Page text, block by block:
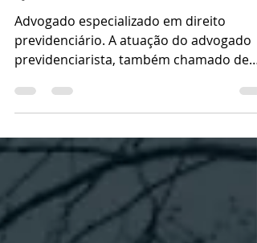
Como um advogado
em direito previdenciário pode te
ajudar?
Advogado especializado em direito
previdenciário. A atuação do advogado
advogado previdenciário, pode...